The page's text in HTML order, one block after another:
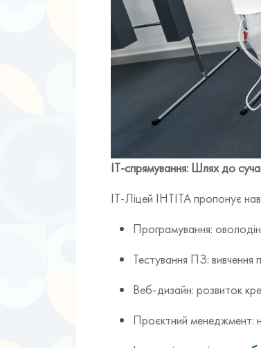
ІТ-спрямування: Шлях до
ІТ-Ліцей ІНТІТА пропонує
Програмування:
Тестування ПЗ: вивчення
Веб-дизайн: розвиток
Проєктний менеджмент: